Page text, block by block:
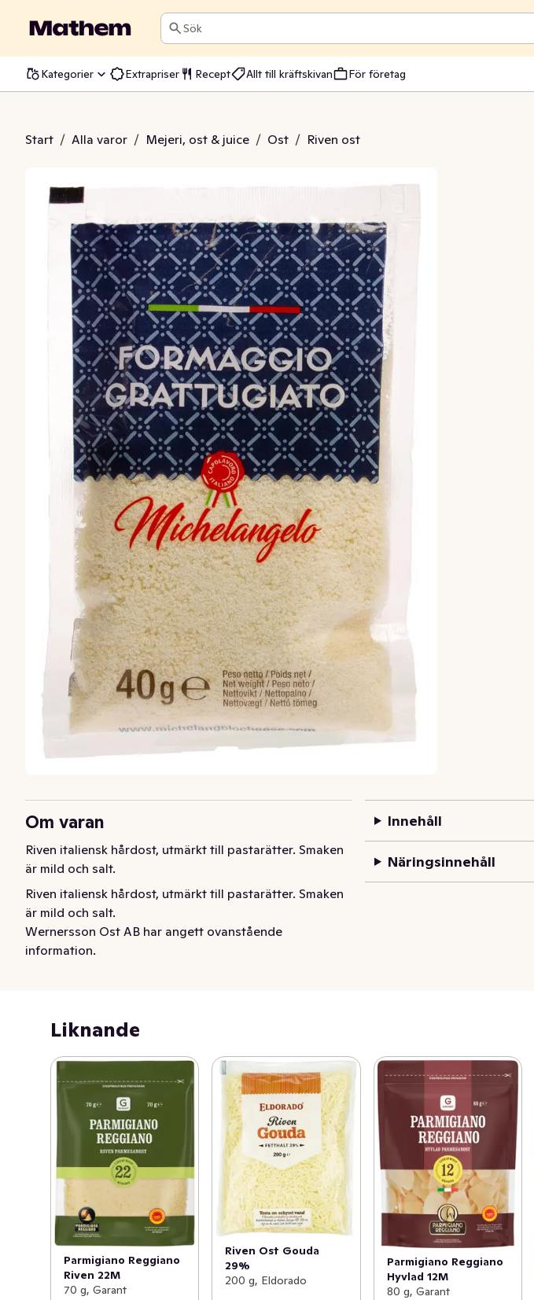
Sök
Kategorier Extrapriser Recept Allt till kräftskivan För företag
Start / Alla varor / Mejeri, ost & juice / Ost / Riven ost
Riven Ost 32%
Om varan
Riven italiensk hårdost, utmärkt till pastarätter. Smaken
är mild och salt.
Riven italiensk hårdost, utmärkt till pastarätter. Smaken
är mild och salt.
Wernersson Ost AB har angett ovanstående
information.
Innehåll
Näringsinnehåll
Liknande
Parmigiano Reggiano
Riven 22M
70 g, Garant
Riven Ost Gouda
29%
200 g, Eldorado
Parmigiano Reggiano
Hyvlad 12M
80 g, Garant